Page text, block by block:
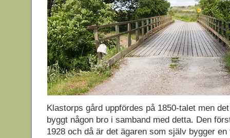
Klastorps gård uppfördes på 1850-talet men
byggt någon bro i samband med detta. Den
1928 och då är det ägaren som själv bygger